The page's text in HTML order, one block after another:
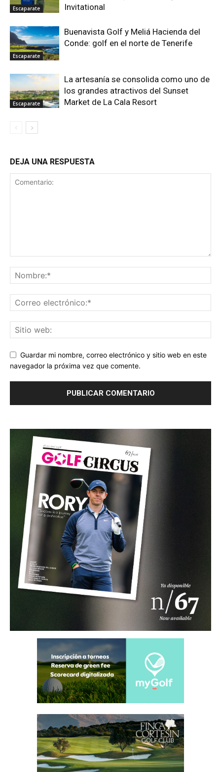
Escaparate
Invitational
Escaparate
Buenavista Golf y Meliá Hacienda del
Conde: golf en el norte de Tenerife
Escaparate
La artesanía se consolida como uno de
los grandes atractivos del Sunset
Market de La Cala Resort
DEJA UNA RESPUESTA
Guardar mi nombre, correo electrónico y sitio web en este
navegador la próxima vez que comente.